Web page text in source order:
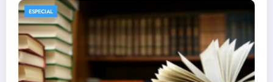
ESPECIAL MANGÁS